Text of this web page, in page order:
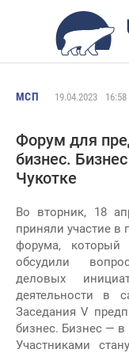
МСП 19.04.2023 16:58
Форум для
бизнес.
Чукотке
Во вторник, 18
приняли участие в
форума,
обсудили
деловых
деятельности в
Заседания V
бизнес. Бизнес — в
Участниками